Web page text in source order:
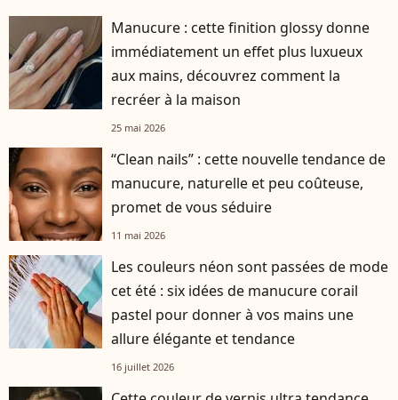
Manucure : cette finition glossy donne
immédiatement un effet plus luxueux
aux mains, découvrez comment la
recréer à la maison
25 mai 2026
“Clean nails” : cette nouvelle tendance de
manucure, naturelle et peu coûteuse,
promet de vous séduire
11 mai 2026
Les couleurs néon sont passées de mode
cet été : six idées de manucure corail
pastel pour donner à vos mains une
allure élégante et tendance
16 juillet 2026